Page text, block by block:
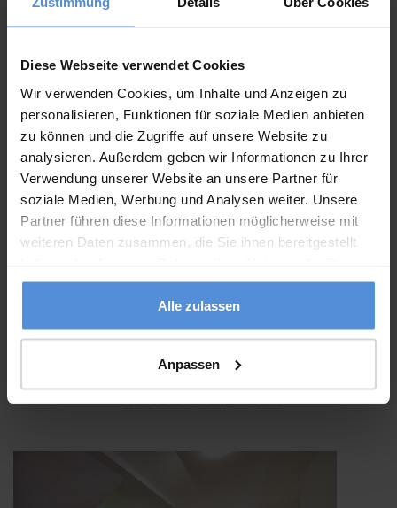
Diese Webseite verwendet Cookies
Wir verwenden Cookies, um Inhalte und Anzeigen zu
personalisieren, Funktionen für soziale Medien anbieten
zu können und die Zugriffe auf unsere Website zu
analysieren. Außerdem geben wir Informationen zu Ihrer
Verwendung unserer Website an unsere Partner für
soziale Medien, Werbung und Analysen weiter. Unsere
Partner führen diese Informationen möglicherweise mit
weiteren Daten zusammen, die Sie ihnen bereitgestellt
gesammelt haben.
Alle zulassen
Anpassen
DREIBETTZIMMER
VIERBETTZIMMER